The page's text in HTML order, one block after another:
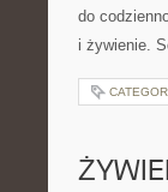
do
i żywienie.